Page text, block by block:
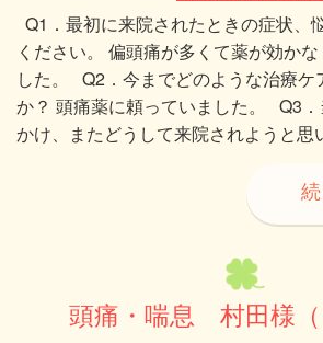
Q1．最初に来院されたときの症状、
ください。 偏頭痛が多くて薬が効か
した。 Q2．今までどのような治療ケ
か？ 頭痛薬に頼っていました。 Q3
かけ、またどうして来院されようと思
頭痛・喘息 村田様